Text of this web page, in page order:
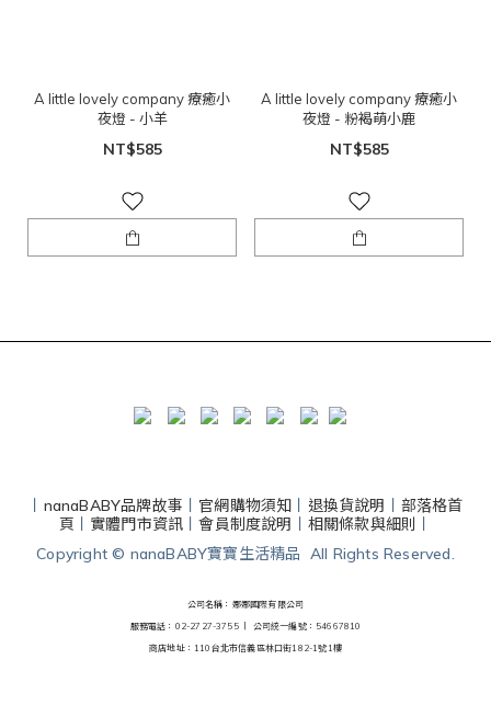
A little lovely company 療癒小
夜燈 - 小羊
NT$585
A little lovely company 療癒小
夜燈 - 粉褐萌小鹿
NT$585
nanaBABY品牌故事 官網購物須知 退換貨說明
部落格首
頁
實體門市資訊 丨會員制度說明 相關條款與細則
Copyright © nanaBABY寶寶生活精品 All Rights Reserved.
公司名稱：娜娜國際有限公司
服務電話：02-2727-3755 丨 公司統一編號：54667810
商店地址：110台北市信義區林口街182-1號1樓